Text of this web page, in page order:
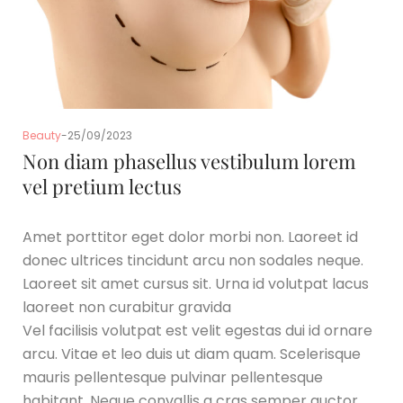
Beauty 25/09/2023
Non diam phasellus vestibulum lorem
vel pretium lectus
Amet porttitor eget dolor morbi non. Laoreet id
donec ultrices tincidunt arcu non sodales neque.
Laoreet sit amet cursus sit. Urna id volutpat lacus
laoreet non curabitur gravida
Vel facilisis volutpat est velit egestas dui id ornare
arcu. Vitae et leo duis ut diam quam. Scelerisque
mauris pellentesque pulvinar pellentesque